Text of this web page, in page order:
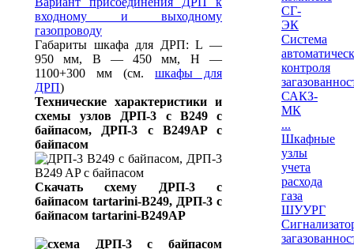
входному и выходному
газопроводу
Габариты шкафа для ДРП: L —
950 мм, В — 450 мм, Н —
1100+300 мм (см. шкафы для
ДРП)
Технические характеристики и
схемы узлов ДРП-3 c B249 с
байпасом, ДРП-3 c B249AP с
байпасом
Скачать схему ДРП-3 с
байпасом tartarini-B249, ДРП-3 с
байпасом tartarini-B249AP
СГ-
ЭК
Система
контроля
САКЗ-
МК
...
Шкафные
узлы
учета
расхода
газа
ШУУРГ